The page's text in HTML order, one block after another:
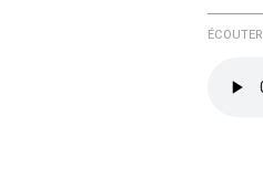
ÉCOUTER